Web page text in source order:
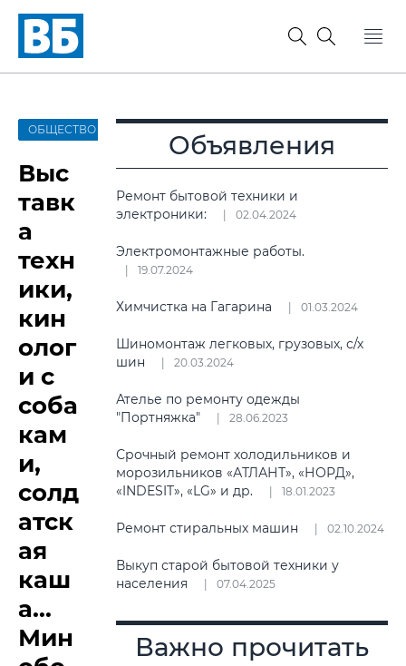
ОБЩЕСТВО
Выс
тавк
а
техн
ики,
кин
олог
и с
соба
кам
и,
солд
атск
ая
каш
а...
Мин
Объявления
Ремонт бытовой техники и
электроники:
02.04.2024
Электромонтажные работы.
19.07.2024
Химчистка на Гагарина 01.03.2024
Шиномонтаж легковых, грузовых, с/х
шин
20.03.2024
Ателье по ремонту одежды
"Портняжка"
28.06.2023
Срочный ремонт холодильников и
морозильников «АТЛАНТ», «НОРД»,
«INDESIT», «LG» и др.
18.01.2023
Ремонт стиральных машин 02.10.2024
Выкуп старой бытовой техники у
населения
07.04.2025
Важно прочитать